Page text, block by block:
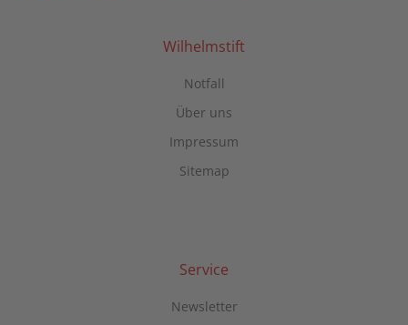
Akzeptieren
Management Platform
Wilhelmstift
Notfall
Über uns
Impressum
Sitemap
Service
Newsletter